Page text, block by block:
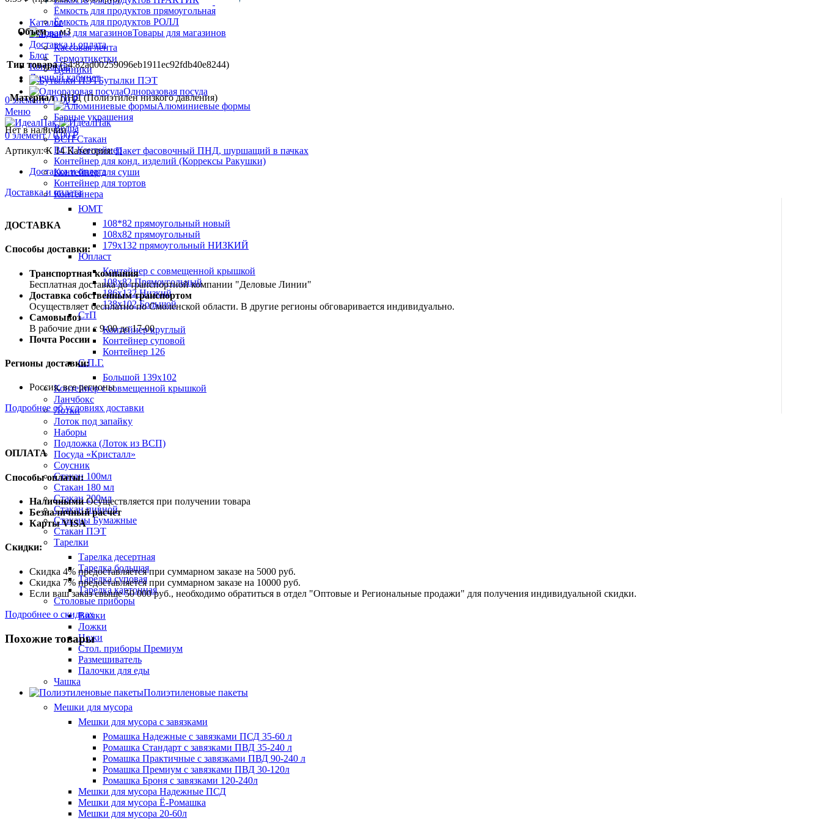
Каталог
Скидки
Доставка и оплата
Блог
Контакты
Личный кабинет
0элемент / 0.00₽
Меню
0элемент / 0.00₽
Ёмкость для продуктов прямоугольная
Ёмкость для продуктов РОЛЛ
Товары для магазинов
Кассовая лента
Термоэтикетки
Ценники
Бутылки ПЭТ
Одноразовая посуда
Алюминиевые формы
Барные украшения
Ведра
ВСП Стакан
ВСП Контейнер
Контейнер для конд. изделий (Коррексы Ракушки)
Контейнер для суши
Контейнер для тортов
Контейнера
ЮМТ
108*82 прямоугольный новый
108х82 прямоугольный
179х132 прямоугольный НИЗКИЙ
Юпласт
Контейнер с совмещенной крышкой
108х82 Прямоугольный
186х132 Низкий
138х102 Большой
СтП
Контейнер круглый
Контейнер суповой
Контейнер 126
С.П.Г.
Большой 139х102
Контейнер с совмещенной крышкой
Ланчбокс
Лотки
Лоток под запайку
Наборы
Подложка (Лоток из ВСП)
Посуда «Кристалл»
Соусник
Стакан 100мл
Стакан 180 мл
Стакан 200мл
Стакан пивной
Стаканы Бумажные
Стакан ПЭТ
Тарелки
Тарелка десертная
Тарелка большая
Тарелка суповая
Тарелка картонная
Столовые приборы
Вилки
Ложки
Ножи
Стол. приборы Премиум
Размешиватель
Палочки для еды
Чашка
Полиэтиленовые пакеты
Мешки для мусора
Мешки для мусора с завязками
Ромашка Надежные с завязками ПСД 35-60 л
Ромашка Стандарт с завязками ПВД 35-240 л
Ромашка Практичные с завязками ПВД 90-240 л
Ромашка Премиум с завязками ПВД 30-120л
Ромашка Броня с завязками 120-240л
Мешки для мусора Надежные ПСД
Мешки для мусора Ё-Ромашка
Мешки для мусора 20-60л
Объем м3
Тип товара (54:82ad00259096eb1911ec92fdb40e8244)
Материал ПНД (Полиэтилен низкого давления)
Нет в наличии
Артикул:К 14 Категория:Пакет фасовочный ПНД, шуршащий в пачках
Доставка и оплата
Доставка и оплата
ДОСТАВКА
Способы доставки:
Транспортная компания
Бесплатная доставка до транспортной компании "Деловые Линии"
Доставка собственным транспортом
Осуществляет бесплатно по Смоленской области. В другие регионы обговаривается индивидуально.
Самовывоз
В рабочие дни с 9-00 до 17-00
Почта России
Регионы доставки:
Россия, все регионы
Подробнее об условиях доставки
ОПЛАТА
Способы оплаты:
НаличнымиОсуществляется при получении товара
Безналичный расчет
Карты VISA
Скидки:
Скидка 4% предоставляется при суммарном заказе на 5000 руб.
Скидка 7% предоставляется при суммарном заказе на 10000 руб.
Если ваш заказ свыше 50 000 руб., необходимо обратиться в отдел "Оптовые и Региональные продажи" для получения индивидуальной скидки.
Подробнее о скидках
Похожие товары